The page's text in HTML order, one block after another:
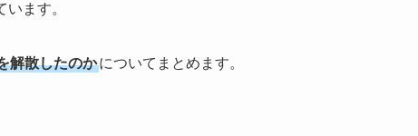
ます。
解散したのかについてまとめます。